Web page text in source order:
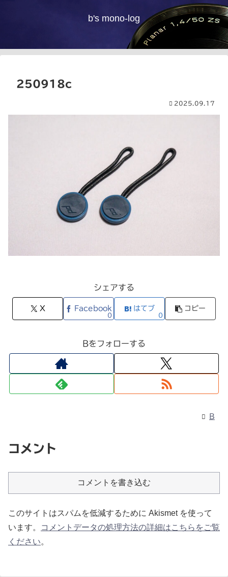
b's mono-log
250918c
2025.09.17
シェアする
X Facebook
0
はてブ
0
コピー
Bをフォローする
B
コメント
コメントを書き込む
このサイトはスパムを低減するために Akismet を使って
います。
コメントデータの処理方法の詳細はこちらをご覧
ください。